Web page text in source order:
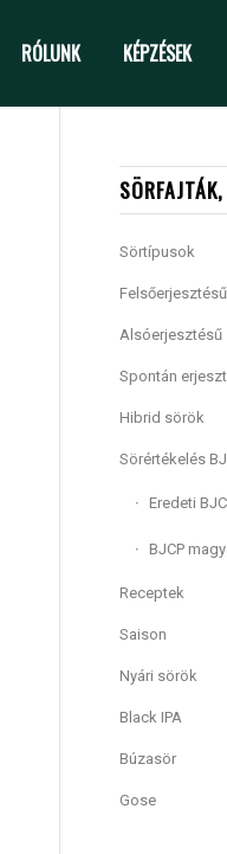
RÓLUNK KÉPZÉSEK
Sörtípusok
Alsóerjesztésű
Spontán
Hibrid sörök
Sörértékelés
Eredeti
BJCP
Receptek
Saison
Nyári sörök
Black IPA
Búzasör
Gose